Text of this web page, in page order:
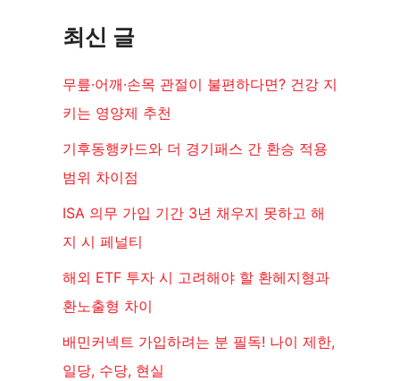
최신 글
무릎·어깨·손목 관절이 불편하다면? 건강 지
키는 영양제 추천
기후동행카드와 더 경기패스 간 환승 적용
범위 차이점
ISA 의무 가입 기간 3년 채우지 못하고 해
지 시 페널티
해외 ETF 투자 시 고려해야 할 환헤지형과
환노출형 차이
배민커넥트 가입하려는 분 필독! 나이 제한,
일당, 수당, 현실